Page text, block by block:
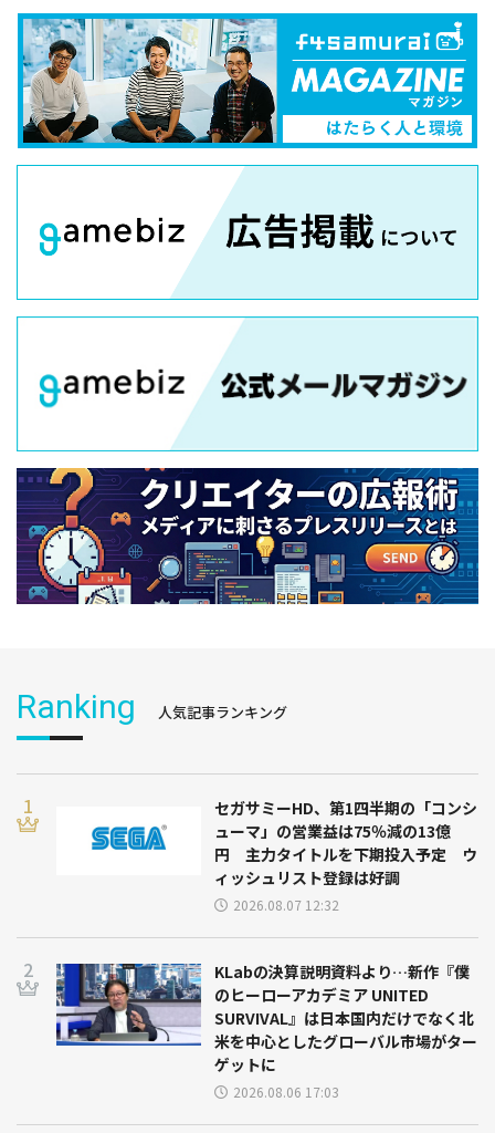
Ranking 人気記事ランキング
セガサミーHD、第1四半期の「コンシ
ューマ」の営業益は75％減の13億
円 主力タイトルを下期投入予定 ウ
ィッシュリスト登録は好調
2026.08.07 12:32
KLabの決算説明資料より…新作『僕
のヒーローアカデミア UNITED
SURVIVAL』は日本国内だけでなく北
米を中心としたグローバル市場がター
ゲットに
2026.08.06 17:03